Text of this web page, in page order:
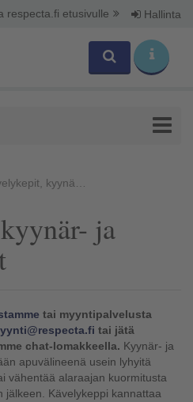
respecta.fi etusivulle Hallinta
kyynär- ja kainalosauvat
ja
tai myyntipalvelusta
tai jätä
chat-lomakkeella. Kyynär- ja
apuvälineenä usein lyhyitä
vähentää alaraajan kuormitusta
jälkeen. Kävelykeppi kannattaa